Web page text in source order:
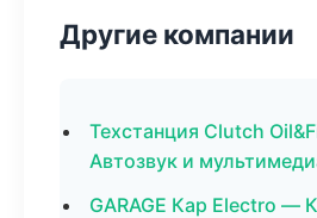
Другие компании
Техстанция Clutch
Автозвук и
GARAGE Кар Electro —